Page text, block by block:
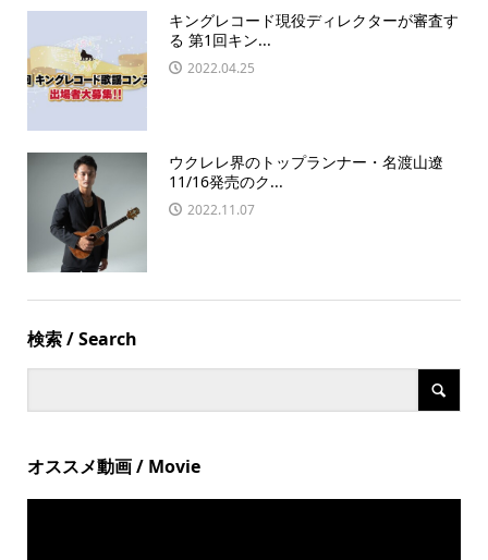
キングレコード現役ディレクターが審査す
る 第1回キン...
2022.04.25
ウクレレ界のトップランナー・名渡山遼
11/16発売のク...
2022.11.07
検索 / Search
オススメ動画 / Movie